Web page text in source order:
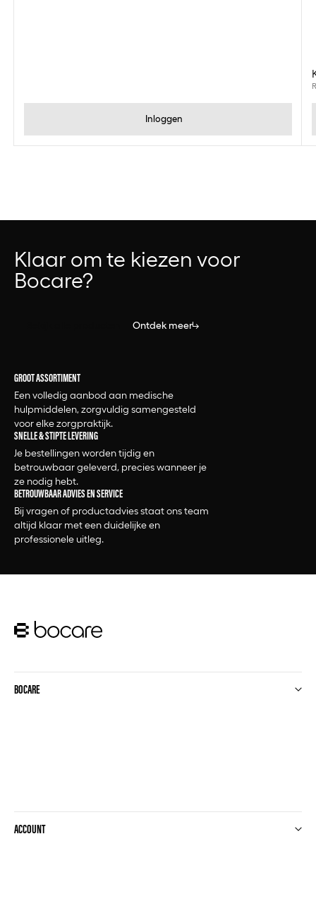
Inloggen
Klaar om te kiezen voor
Bocare?
Ontdek meer
GROOT ASSORTIMENT
Een volledig aanbod aan medische
hulpmiddelen, zorgvuldig samengesteld
voor elke zorgpraktijk.
SNELLE & STIPTE LEVERING
Je bestellingen worden tijdig en
betrouwbaar geleverd, precies wanneer je
ze nodig hebt.
BETROUWBAAR ADVIES EN SERVICE
Bij vragen of productadvies staat ons team
altijd klaar met een duidelijke en
professionele uitleg.
BOCARE
ACCOUNT